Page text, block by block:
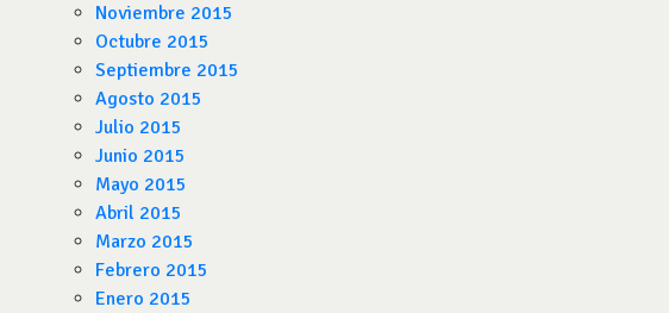
Noviembre 2015
Octubre 2015
Septiembre 2015
Agosto 2015
Julio 2015
Junio 2015
Mayo 2015
Abril 2015
Marzo 2015
Febrero 2015
Enero 2015